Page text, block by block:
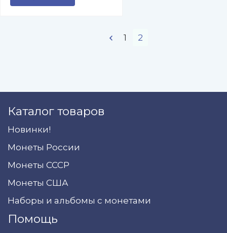
1 2
Каталог товаров
Новинки!
Монеты России
Монеты СССР
Монеты США
Наборы и альбомы с монетами
Помощь